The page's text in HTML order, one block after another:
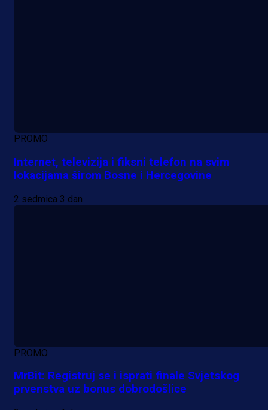
PROMO
Internet, televizija i fiksni telefon na svim
lokacijama širom Bosne i Hercegovine
2 sedmica 3 dan
PROMO
MrBit: Registruj se i isprati finale Svjetskog
prvenstva uz bonus dobrodošlice